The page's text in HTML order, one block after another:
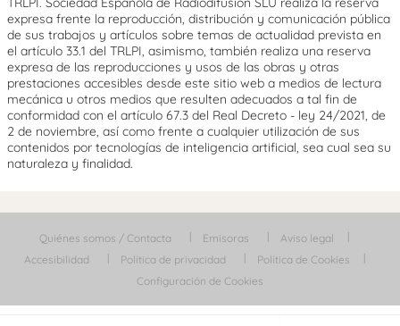
expresa frente la reproducción, distribución y comunicación pública
de sus trabajos y artículos sobre temas de actualidad prevista en
el artículo 33.1 del TRLPI, asimismo, también realiza una reserva
expresa de las reproducciones y usos de las obras y otras
prestaciones accesibles desde este sitio web a medios de lectura
mecánica u otros medios que resulten adecuados a tal fin de
conformidad con el artículo 67.3 del Real Decreto - ley 24/2021, de
2 de noviembre, así como frente a cualquier utilización de sus
contenidos por tecnologías de inteligencia artificial, sea cual sea su
naturaleza y finalidad.
Quiénes somos / Contacta Emisoras
Aviso legal
Accesibilidad
Política de privacidad
Política de Cookies
Configuración de Cookies